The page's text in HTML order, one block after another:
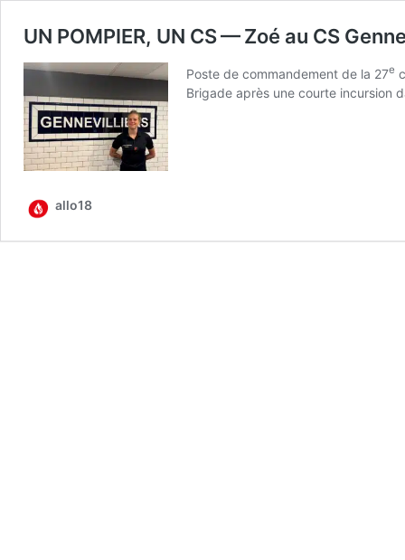
UN POMPIER, UN CS — Zoé au CS
Poste de com­man­de­ment de la 27e
Bri­gade après une courte incur­sion
allo18